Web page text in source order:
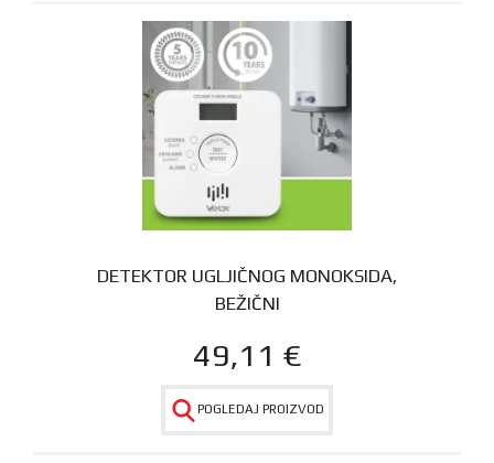
DETEKTOR UGLJIČNOG MONOKSIDA,
BEŽIČNI
49,11 €
POGLEDAJ PROIZVOD